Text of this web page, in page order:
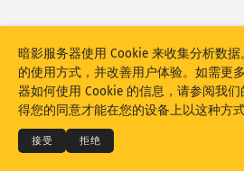
下载为 PNG
© 2026THE
隐私和条款
联系我们
暗影服务器使用 Cookie 来收集分析数
的使用方式，并改善用户体验。如需更
器如何使用 Cookie 的信息，请参阅我们
得您的同意才能在您的设备上以这种方式
接受 拒绝